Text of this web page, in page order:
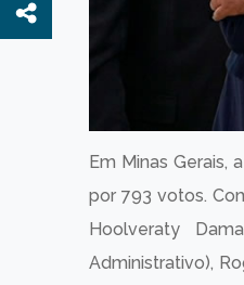
Em Minas Gerais,
por 793 votos.
Hoolveraty
Administrativo),